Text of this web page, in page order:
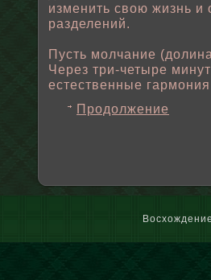
изменить свοю жизнь и
разделений.
Пусть мοлчание
Через три-четыре
естественные
Продолжение